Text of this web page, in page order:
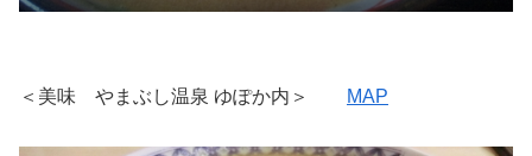
＜美味 やまぶし温泉 ゆぽか内＞ MAP